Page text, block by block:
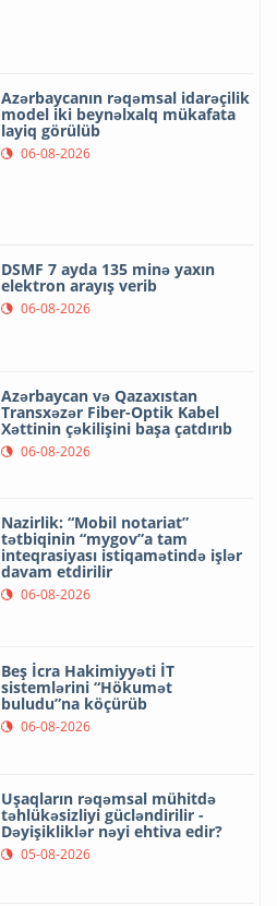
Azərbaycanın rəqəmsal idarəçilik
model iki beynəlxalq mükafata
layiq görülüb
06-08-2026
DSMF 7 ayda 135 minə yaxın
elektron arayış verib
06-08-2026
Azərbaycan və Qazaxıstan
Transxəzər Fiber-Optik Kabel
Xəttinin çəkilişini başa çatdırıb
06-08-2026
Nazirlik: “Mobil notariat”
tətbiqinin “mygov”a tam
inteqrasiyası istiqamətində işlər
davam etdirilir
06-08-2026
Beş İcra Hakimiyyəti İT
sistemlərini “Hökumət
buludu”na köçürüb
06-08-2026
Uşaqların rəqəmsal mühitdə
təhlükəsizliyi gücləndirilir -
Dəyişikliklər nəyi ehtiva edir?
05-08-2026